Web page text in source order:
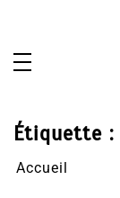
Étiquette :
Accueil